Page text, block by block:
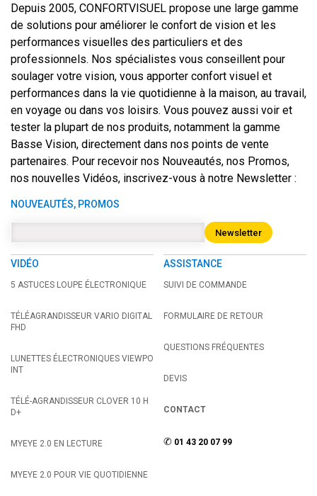
Depuis 2005, CONFORTVISUEL propose une large gamme
de solutions pour améliorer le confort de vision et les
performances visuelles des particuliers et des
professionnels. Nos spécialistes vous conseillent pour
soulager votre vision, vous apporter confort visuel et
performances dans la vie quotidienne à la maison, au travail,
en voyage ou dans vos loisirs. Vous pouvez aussi voir et
tester la plupart de nos produits, notamment la gamme
Basse Vision, directement dans nos points de vente
partenaires. Pour recevoir nos Nouveautés, nos Promos,
nos nouvelles Vidéos, inscrivez-vous à notre Newsletter :
NOUVEAUTÉS, PROMOS
Newsletter
VIDÉO
5 ASTUCES LOUPE ÉLECTRONIQUE
TÉLÉAGRANDISSEUR VARIO DIGITAL
FHD
LUNETTES ÉLECTRONIQUES VIEWPO
INT
TÉLÉ-AGRANDISSEUR CLOVER 10 H
D+
MYEYE 2.0 EN LECTURE
MYEYE 2.0 POUR VIE QUOTIDIENNE
ASSISTANCE
SUIVI DE COMMANDE
FORMULAIRE DE RETOUR
QUESTIONS FRÉQUENTES
DEVIS
CONTACT
✆ 01 43 20 07 99